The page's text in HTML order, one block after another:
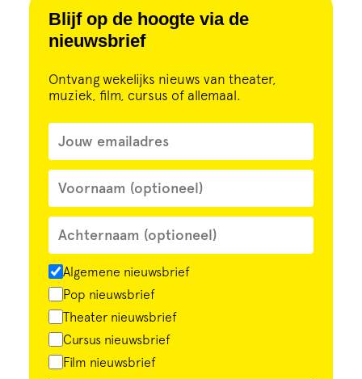
ECI Cultuurcafé
Over ons
Contact
Steun ons
Blijf op de hoogte via de
nieuwsbrief
Ontvang wekelijks nieuws van theater,
muziek, film, cursus of allemaal.
Algemene nieuwsbrief
Pop nieuwsbrief
Theater nieuwsbrief
Cursus nieuwsbrief
Film nieuwsbrief